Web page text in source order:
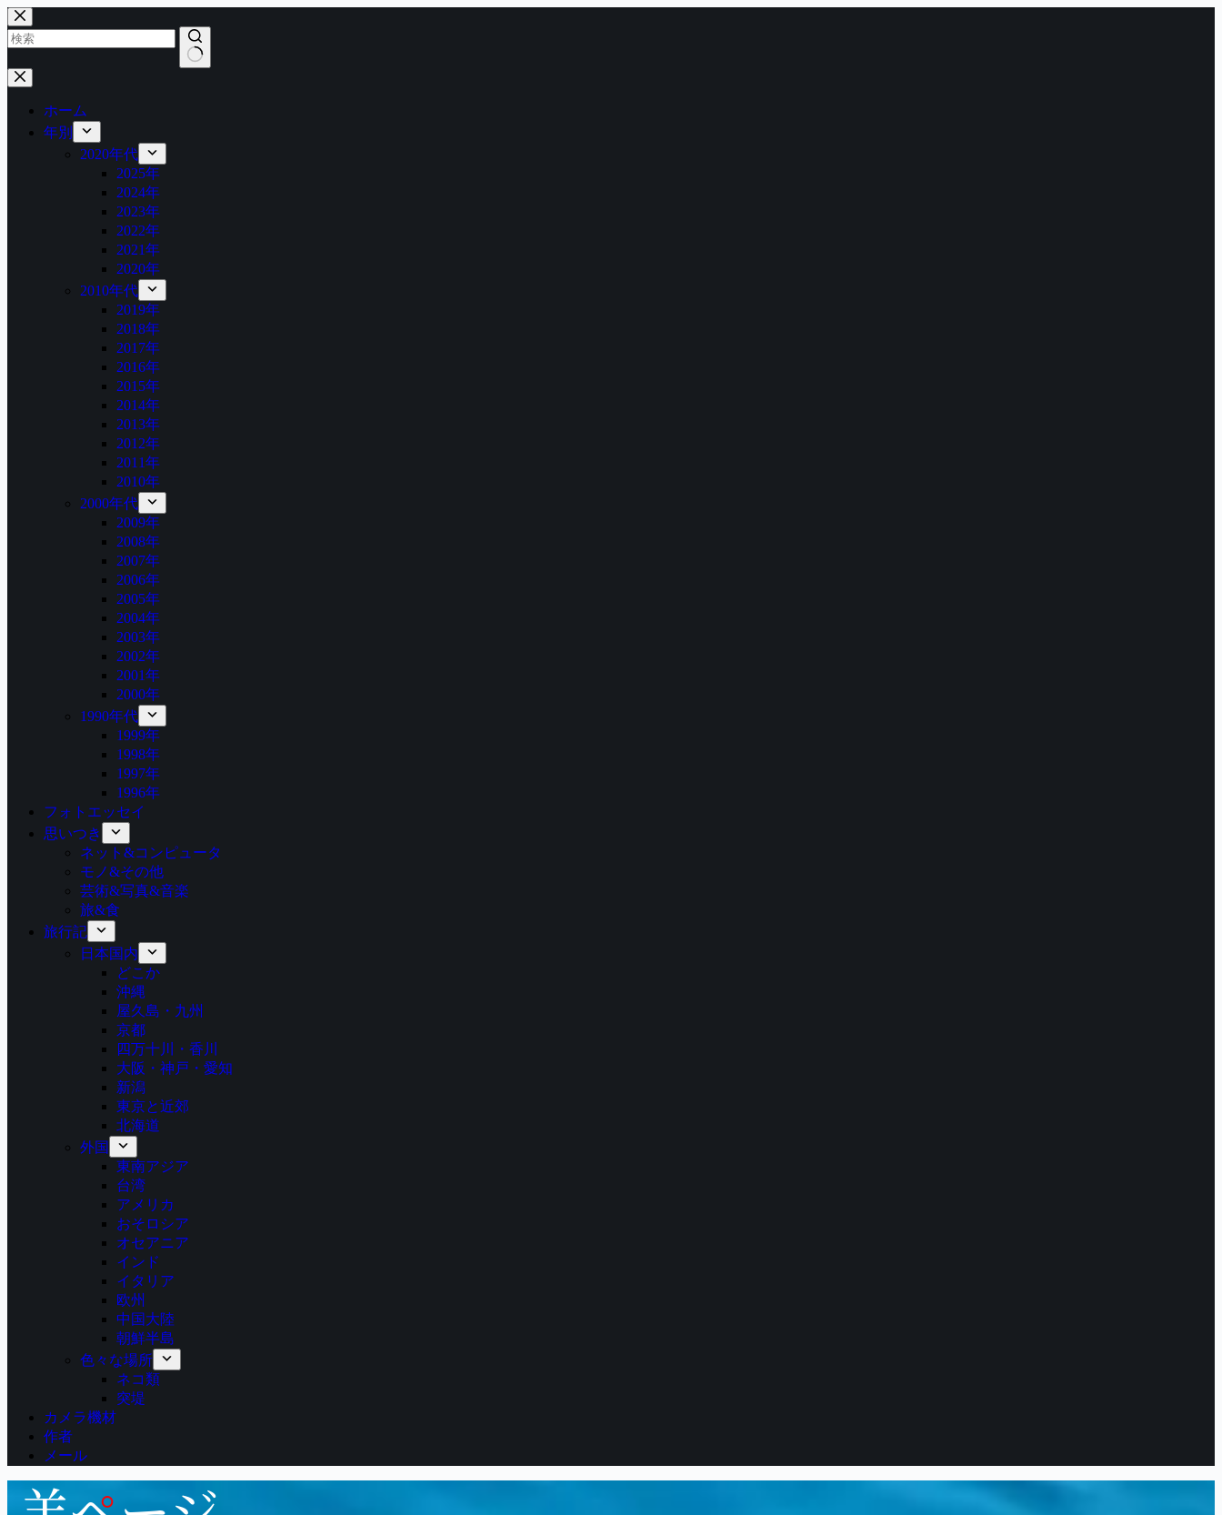
コ
ン
テ
ン
ツ
結
ホーム
年別
2020年代
2025年
2024年
2023年
2022年
2021年
2020年
2010年代
2019年
2018年
2017年
2016年
2015年
2014年
2013年
2012年
2011年
2010年
2000年代
2009年
2008年
2007年
2006年
2005年
2004年
2003年
2002年
2001年
2000年
1990年代
1999年
1998年
1997年
1996年
フォトエッセイ
思いつき
ネット&コンピュータ
モノ&その他
芸術&写真&音楽
旅&食
旅行記
日本国内
どこか
沖縄
屋久島・九州
京都
四万十川・香川
大阪・神戸・愛知
新潟
東京と近郊
北海道
外国
東南アジア
台湾
アメリカ
おそロシア
オセアニア
インド
イタリア
欧州
中国大陸
朝鮮半島
色々な場所
ネコ類
突堤
カメラ機材
作者
メール